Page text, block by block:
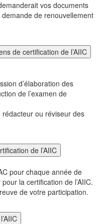
vos documents
de renouvellement
de certification de l’AIIC
d’élaboration des
de l’examen de
ou réviseur des
de l’AIIC
pour chaque année de
la certification de l’AIIC.
de votre participation.